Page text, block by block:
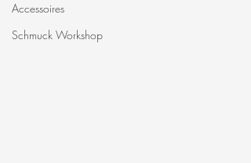
Accessoires
Schmuck Workshop